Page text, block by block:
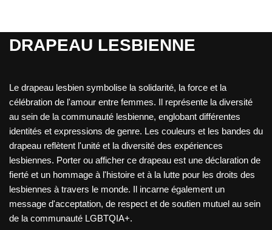
DRAPEAU LESBIENNE
Le drapeau lesbien symbolise la solidarité, la force et la
célébration de l'amour entre femmes. Il représente la diversité
au sein de la communauté lesbienne, englobant différentes
identités et expressions de genre. Les couleurs et les bandes du
drapeau reflètent l'unité et la diversité des expériences
lesbiennes. Porter ou afficher ce drapeau est une déclaration de
fierté et un hommage à l'histoire et à la lutte pour les droits des
lesbiennes à travers le monde. Il incarne également un
message d'acceptation, de respect et de soutien mutuel au sein
de la communauté LGBTQIA+.